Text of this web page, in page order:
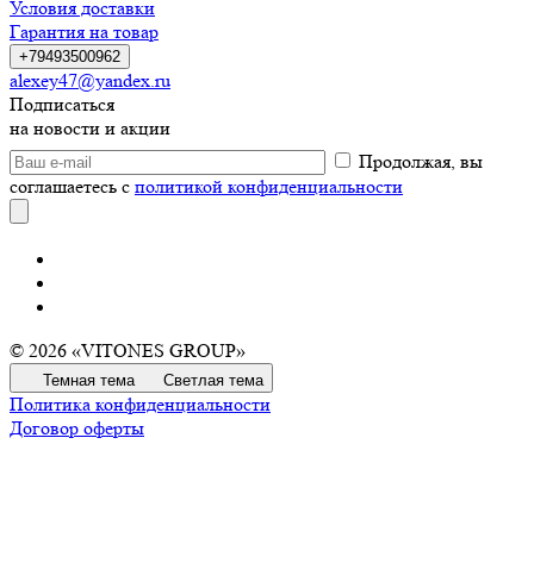
Условия доставки
Гарантия на товар
+79493500962
alexey47@yandex.ru
Подписаться
на новости и акции
Продолжая, вы
соглашаетесь с политикой конфиденциальности
© 2026 «VITONES GROUP»
Темная тема Светлая тема
Политика конфиденциальности
Договор оферты